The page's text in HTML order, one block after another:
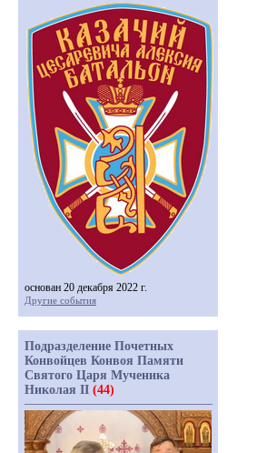
основан 20 декабря 2022 г.
Другие события
Подразделение Почетных
Конвойцев Конвоя Памяти
Святого Царя Мученика
Николая II (44)